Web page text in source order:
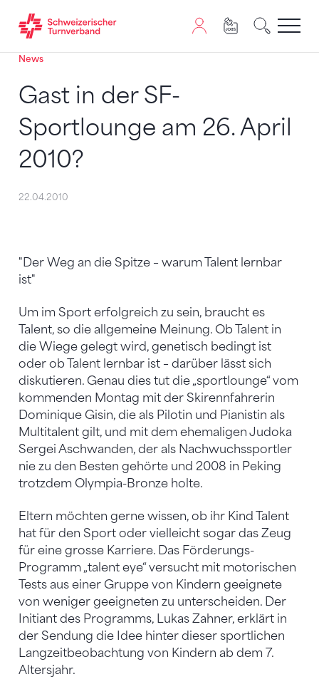
Zum Inhalt springen
Zur Sitemap navigieren
Zum Navigieren dieser Seite wird JavaScript benötigt.
News
Gast in der SF-
Sportlounge am 26. April
2010?
22.04.2010
"Der Weg an die Spitze – warum Talent lernbar
ist"
Um im Sport erfolgreich zu sein, braucht es
Talent, so die allgemeine Meinung. Ob Talent in
die Wiege gelegt wird, genetisch bedingt ist
oder ob Talent lernbar ist – darüber lässt sich
diskutieren. Genau dies tut die „sportlounge“ vom
kommenden Montag mit der Skirennfahrerin
Dominique Gisin, die als Pilotin und Pianistin als
Multitalent gilt, und mit dem ehemaligen Judoka
Sergei Aschwanden, der als Nachwuchssportler
nie zu den Besten gehörte und 2008 in Peking
trotzdem Olympia-Bronze holte.
Eltern möchten gerne wissen, ob ihr Kind Talent
hat für den Sport oder vielleicht sogar das Zeug
für eine grosse Karriere. Das Förderungs-
Programm „talent eye“ versucht mit motorischen
Tests aus einer Gruppe von Kindern geeignete
von weniger geeigneten zu unterscheiden. Der
Initiant des Programms, Lukas Zahner, erklärt in
der Sendung die Idee hinter dieser sportlichen
Langzeitbeobachtung von Kindern ab dem 7.
Altersjahr.